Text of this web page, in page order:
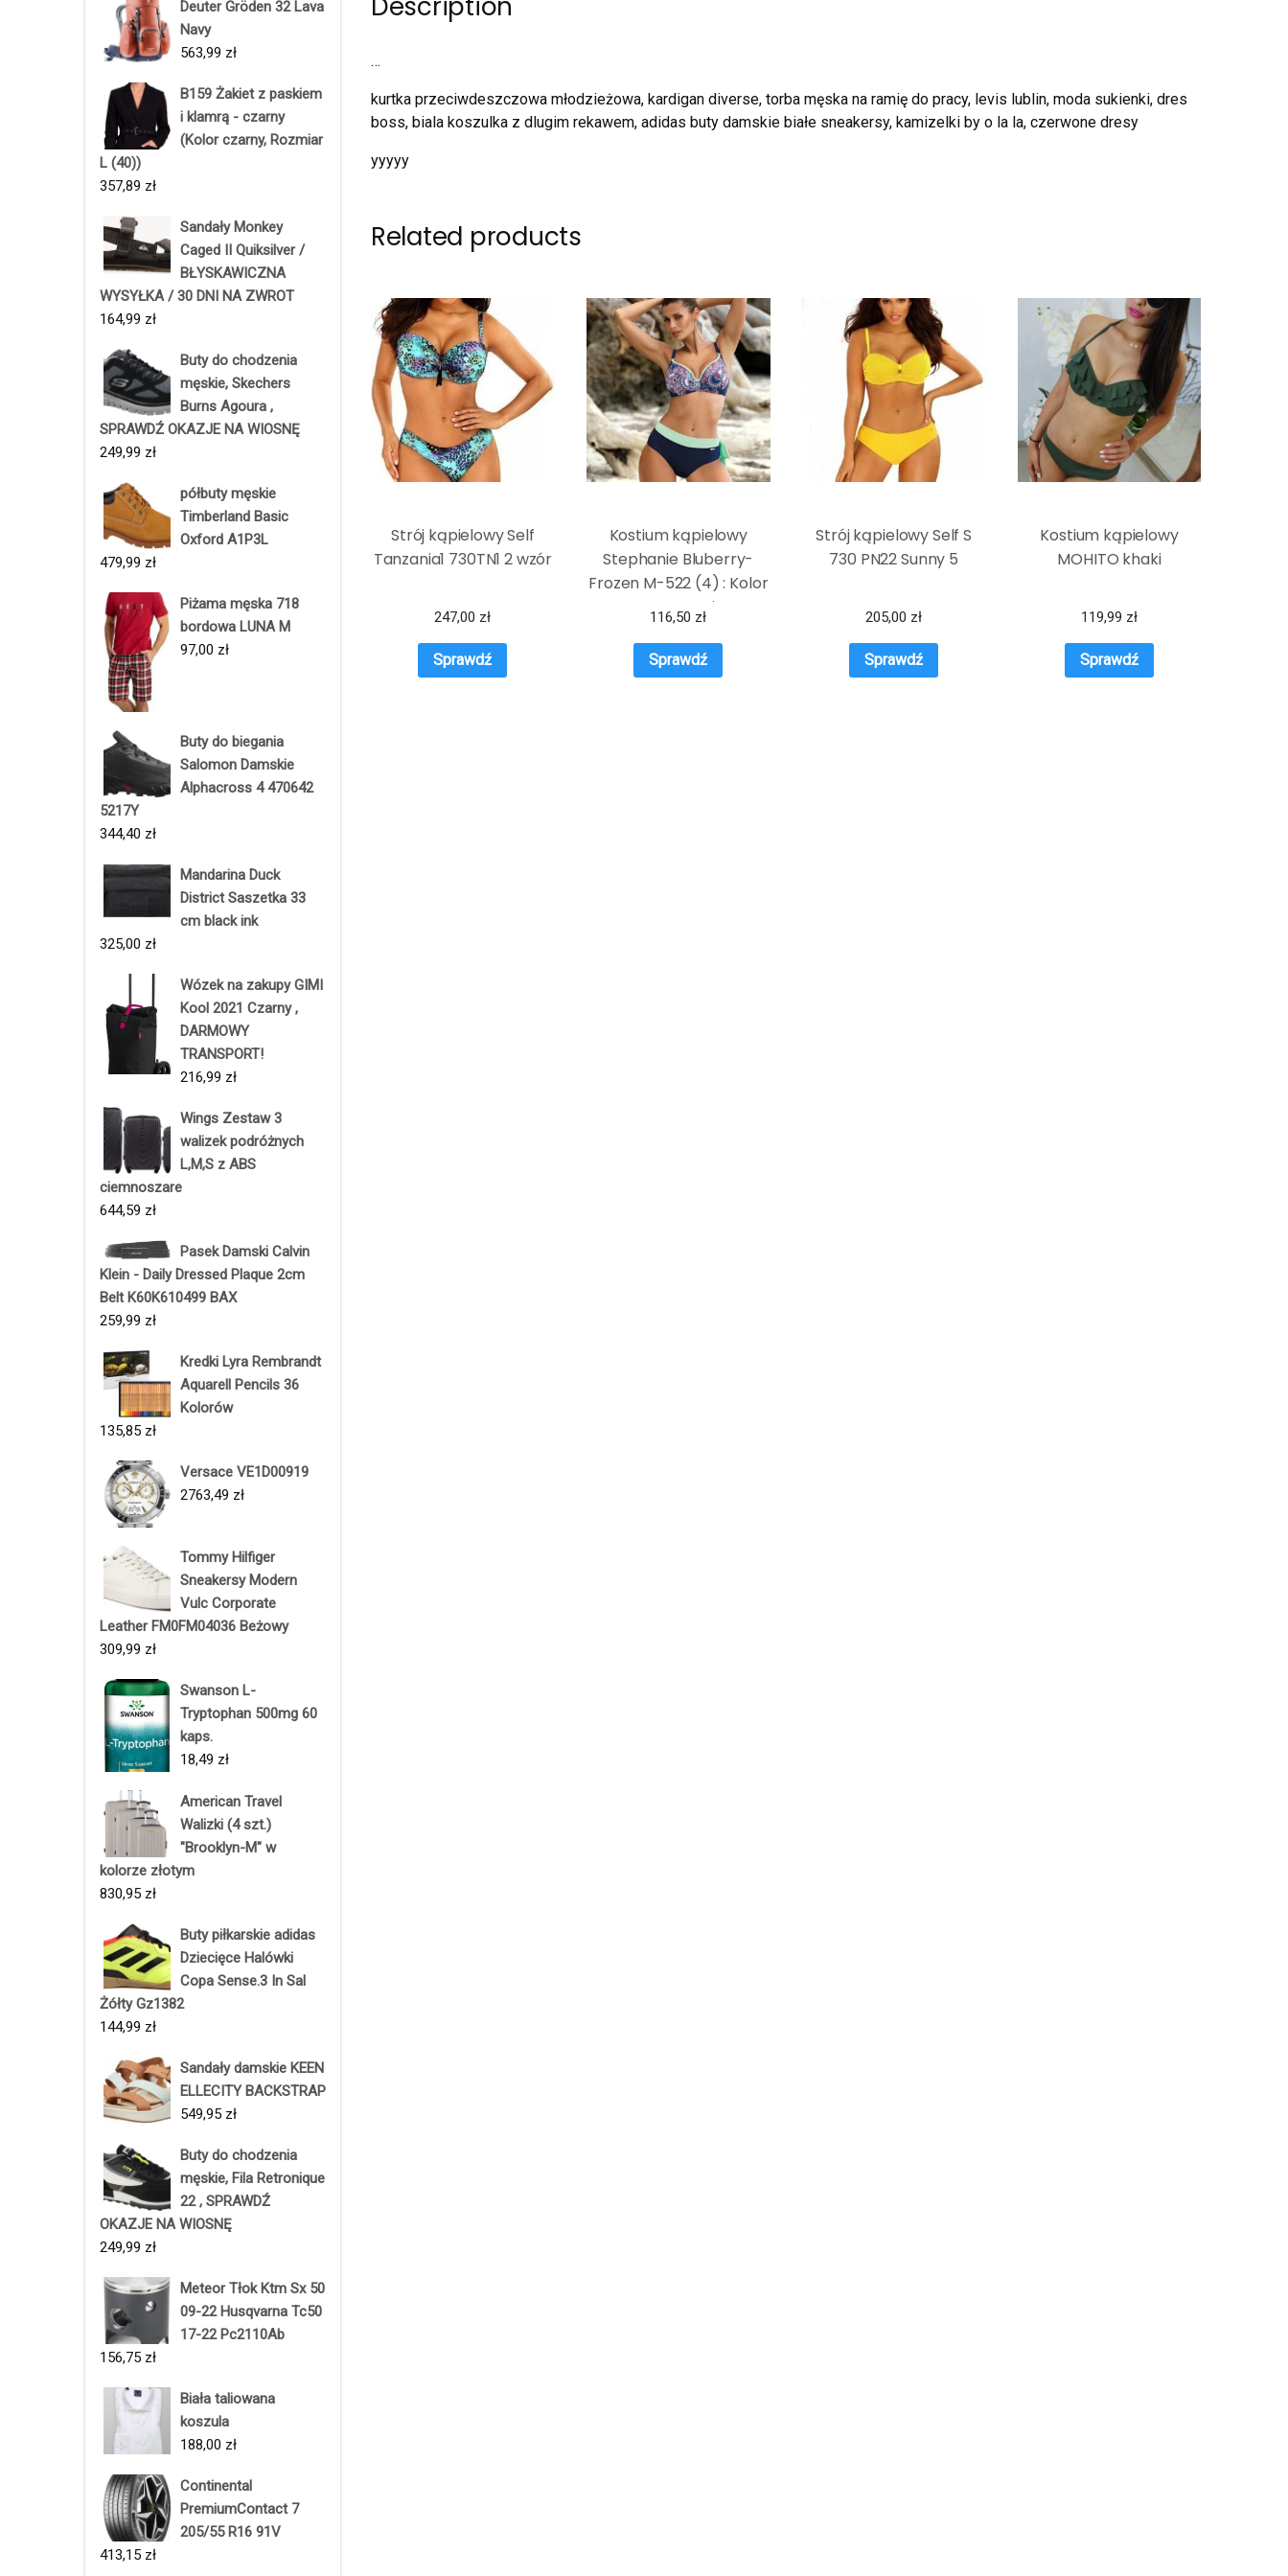
Deuter Gröden 32 Lava
Navy
563,99 zł
B159 Żakiet z paskiem
i klamrą - czarny
(Kolor czarny, Rozmiar
L (40))
357,89 zł
Sandały Monkey
Caged II Quiksilver /
BŁYSKAWICZNA
WYSYŁKA / 30 DNI NA ZWROT
164,99 zł
Buty do chodzenia
męskie, Skechers
Burns Agoura ,
SPRAWDŹ OKAZJE NA WIOSNĘ
249,99 zł
półbuty męskie
Timberland Basic
Oxford A1P3L
479,99 zł
Piżama męska 718
bordowa LUNA M
97,00 zł
Buty do biegania
Salomon Damskie
Alphacross 4 470642
5217Y
344,40 zł
Mandarina Duck
District Saszetka 33
cm black ink
325,00 zł
Wózek na zakupy GIMI
Kool 2021 Czarny ,
DARMOWY
TRANSPORT!
216,99 zł
Wings Zestaw 3
walizek podróżnych
L,M,S z ABS
ciemnoszare
644,59 zł
Pasek Damski Calvin
Klein - Daily Dressed Plaque 2cm
Belt K60K610499 BAX
259,99 zł
Kredki Lyra Rembrandt
Aquarell Pencils 36
Kolorów
135,85 zł
Versace VE1D00919
2763,49 zł
Tommy Hilfiger
Sneakersy Modern
Vulc Corporate
Leather FM0FM04036 Beżowy
309,99 zł
Swanson L-
Tryptophan 500mg 60
kaps.
18,49 zł
American Travel
Walizki (4 szt.)
"Brooklyn-M" w
kolorze złotym
830,95 zł
Buty piłkarskie adidas
Dziecięce Halówki
Copa Sense.3 In Sal
Żółty Gz1382
144,99 zł
Sandały damskie KEEN
ELLECITY BACKSTRAP
549,95 zł
Buty do chodzenia
męskie, Fila Retronique
22 , SPRAWDŹ
OKAZJE NA WIOSNĘ
249,99 zł
Meteor Tłok Ktm Sx 50
09-22 Husqvarna Tc50
17-22 Pc2110Ab
156,75 zł
Biała taliowana
koszula
188,00 zł
Continental
PremiumContact 7
205/55 R16 91V
413,15 zł
Description
…
kurtka przeciwdeszczowa młodzieżowa, kardigan diverse, torba męska na ramię do pracy, levis lublin, moda sukienki, dres
boss, biala koszulka z dlugim rekawem, adidas buty damskie białe sneakersy, kamizelki by o la la, czerwone dresy
yyyyy
Related products
Strój kąpielowy Self
Tanzania1 730TN1 2 wzór
247,00 zł
Sprawdź
Kostium kąpielowy
Stephanie Bluberry-
Frozen M-522 (4) : Kolor
– Granatowo-Miętowy,
Rozmiar – 75F/M
116,50 zł
Sprawdź
Strój kąpielowy Self S
730 PN22 Sunny 5
205,00 zł
Sprawdź
Kostium kąpielowy
MOHITO khaki
119,99 zł
Sprawdź